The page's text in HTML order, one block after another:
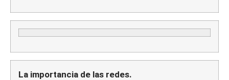
La importancia de las redes.